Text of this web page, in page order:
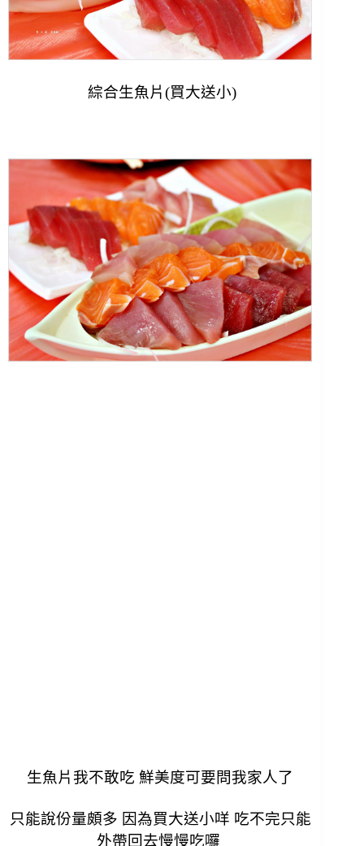
綜合生魚片(買大送小)
生魚片我不敢吃 鮮美度可要問我家人了
只能說份量頗多 因為買大送小咩 吃不完只能
外帶回去慢慢吃囉